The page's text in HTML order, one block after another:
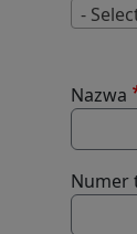
-
Nazwa
Numer